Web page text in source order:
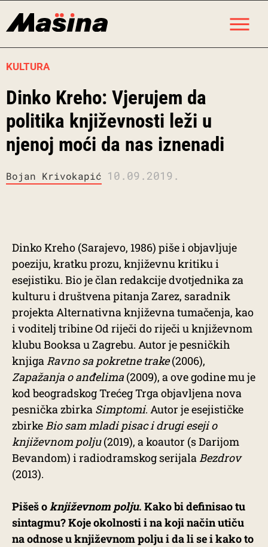
KULTURA
Dinko Kreho: Vjerujem da
politika književnosti leži u
njenoj moći da nas iznenadi
Bojan Krivokapić 10.09.2019.
Dinko Kreho (Sarajevo, 1986) piše i objavljuje
poeziju, kratku prozu, književnu kritiku i
esejistiku. Bio je član redakcije dvotjednika za
kulturu i društvena pitanja Zarez, saradnik
projekta Alternativna književna tumačenja, kao
i voditelj tribine Od riječi do riječi u književnom
klubu Booksa u Zagrebu. Autor je pesničkih
knjigaRavno sa pokretne trake(2006),
Zapažanja o anđelima (2009), a ove godine mu je
kod beogradskog Trećeg Trga objavljena nova
pesnička zbirka Simptomi. Autor je esejističke
zbirkeBio sam mladi pisac i drugi eseji o
književnom polju(2019), a koautor (s Darijom
Bevandom) i radiodramskog serijalaBezdrov
(2013).
Pišeš oknjiževnom polju. Kako bi definisao tu
sintagmu? Koje okolnosti i na koji način utiču
na odnose u književnom polju i da li se i kako to